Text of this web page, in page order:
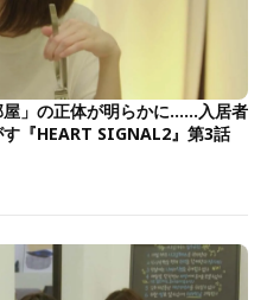
屋」の正体が明らかに……入居者
『HEART SIGNAL2』第3話